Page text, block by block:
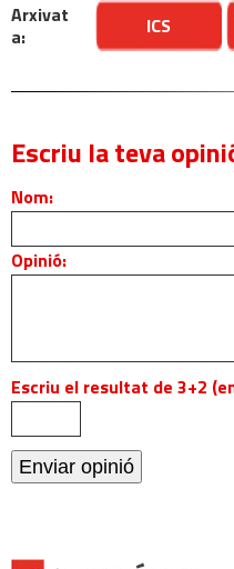
Arxivat
a:
ICS
Escriu la teva
Nom:
Opinió:
Escriu el resultat de 3+2